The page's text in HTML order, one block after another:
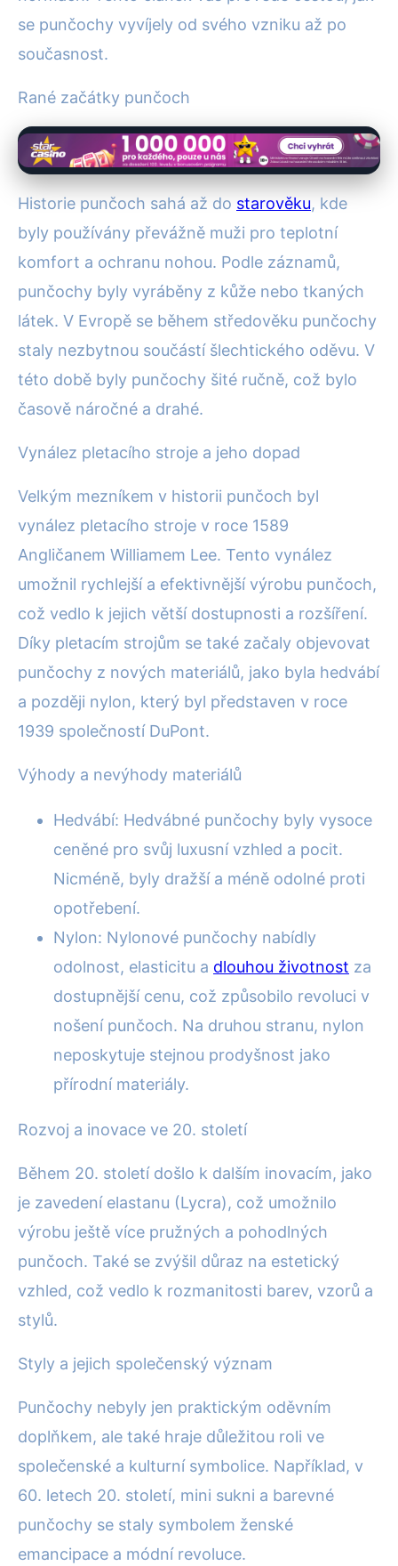
se punčochy vyvíjely od svého vzniku až po
současnost.
Rané začátky punčoch
Historie punčoch sahá až do starověku, kde
byly používány převážně muži pro teplotní
komfort a ochranu nohou. Podle záznamů,
punčochy byly vyráběny z kůže nebo tkaných
látek. V Evropě se během středověku punčochy
staly nezbytnou součástí šlechtického oděvu. V
této době byly punčochy šité ručně, což bylo
časově náročné a drahé.
Vynález pletacího stroje a jeho dopad
Velkým mezníkem v historii punčoch byl
vynález pletacího stroje v roce 1589
Angličanem Williamem Lee. Tento vynález
umožnil rychlejší a efektivnější výrobu punčoch,
což vedlo k jejich větší dostupnosti a rozšíření.
Díky pletacím strojům se také začaly objevovat
punčochy z nových materiálů, jako byla hedvábí
a později nylon, který byl představen v roce
1939 společností DuPont.
Výhody a nevýhody materiálů
Hedvábí: Hedvábné punčochy byly vysoce
ceněné pro svůj luxusní vzhled a pocit.
Nicméně, byly dražší a méně odolné proti
opotřebení.
Nylon: Nylonové punčochy nabídly
odolnost, elasticitu a dlouhou životnost za
dostupnější cenu, což způsobilo revoluci v
nošení punčoch. Na druhou stranu, nylon
neposkytuje stejnou prodyšnost jako
přírodní materiály.
Rozvoj a inovace ve 20. století
Během 20. století došlo k dalším inovacím, jako
je zavedení elastanu (Lycra), což umožnilo
výrobu ještě více pružných a pohodlných
punčoch. Také se zvýšil důraz na estetický
vzhled, což vedlo k rozmanitosti barev, vzorů a
stylů.
Styly a jejich společenský význam
Punčochy nebyly jen praktickým oděvním
doplňkem, ale také hraje důležitou roli ve
společenské a kulturní symbolice. Například, v
60. letech 20. století, mini sukni a barevné
punčochy se staly symbolem ženské
emancipace a módní revoluce.